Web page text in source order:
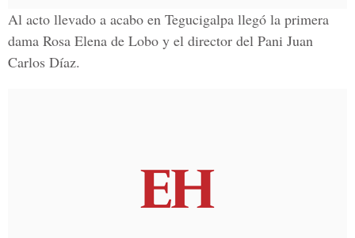
Al acto llevado a acabo en Tegucigalpa llegó la primera
dama Rosa Elena de Lobo y el director del Pani Juan
Carlos Díaz.